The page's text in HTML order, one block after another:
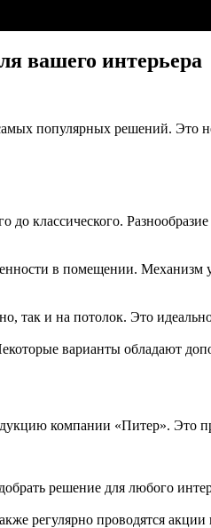
вашего интерьера
популярных решений. Это
классического.
в помещении.
и на потолок. Это
варианты обладают
компании «Питер». Это
решение для любого
регулярно проводятся